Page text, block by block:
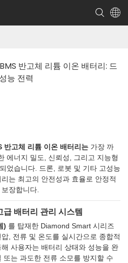
반고체 리튬 이온 배터리: 드
능 전력
고체 리튬 이온 배터리는 가장 까
에너지 밀도, 신뢰성, 그리고 지능형
었습니다. 드론, 로봇 및 기타 고성능
는 최고의 안전성과 효율로 안정적
장합니다.
배터리 관리 시스템
) 를 탑재한 Diamond Smart 시리즈
, 전류 및 온도를 실시간으로 종합적
사용자는 배터리 상태와 성능을 완
또는 과도한 전류 소모를 방지할 수